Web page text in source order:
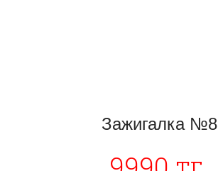
Зажигалка №8